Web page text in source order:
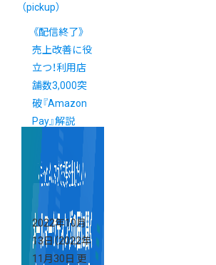
（pickup）
《配信終了》
売上改善に役
立つ！利用店
舗数3,000突
破『Amazon
Pay』解説
Webセミナー
2022年10月
13日（2022年
11月30日 更